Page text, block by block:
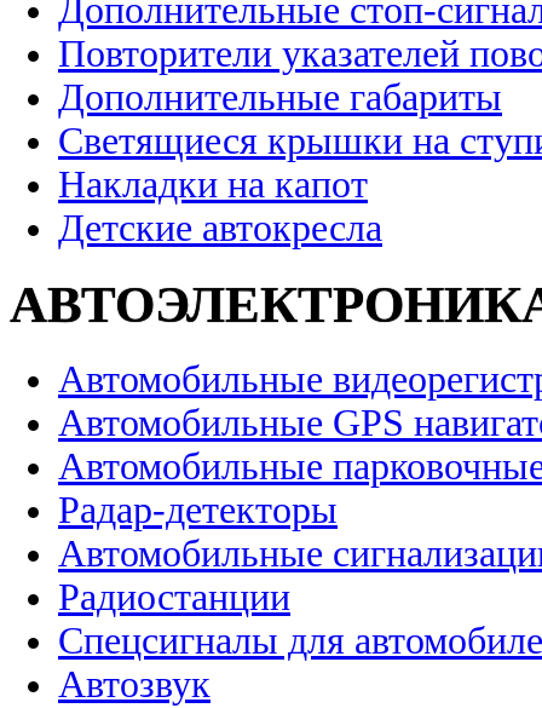
Дополнительные стоп-
Повторители указателей
Дополнительные габариты
Светящиеся крышки на
Накладки на капот
Детские автокресла
Автомобильные
Автомобильные GPS
Автомобильные
Радар-детекторы
Автомобильные
Радиостанции
Спецсигналы для
Автозвук